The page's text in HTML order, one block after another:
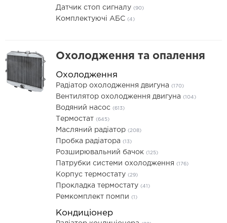
Датчик стоп сигналу (90)
Комплектуючі АБС (4)
Охолодження та опалення
Охолодження
Радіатор охолодження двигуна (170)
Вентилятор охолодження двигуна (104)
Водяний насос (613)
Термостат (645)
Масляний радіатор (208)
Пробка радіатора (13)
Розширювальний бачок (125)
Патрубки системи охолодження (176)
Корпус термостату (29)
Прокладка термостату (41)
Ремкомплект помпи (1)
Кондиціонер